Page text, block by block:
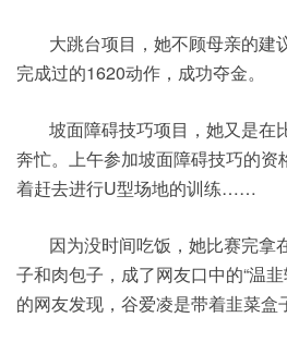
大跳台项目，她不顾母亲的建
完成过的1620动作，成功夺金。
坡面障碍技巧项目，她又是在
奔忙。上午参加坡面障碍技巧的资
着赶去进行U型场地的训练……
因为没时间吃饭，她比赛完拿
子和肉包子，成了网友口中的“温
的网友发现，谷爱凌是带着韭菜盒